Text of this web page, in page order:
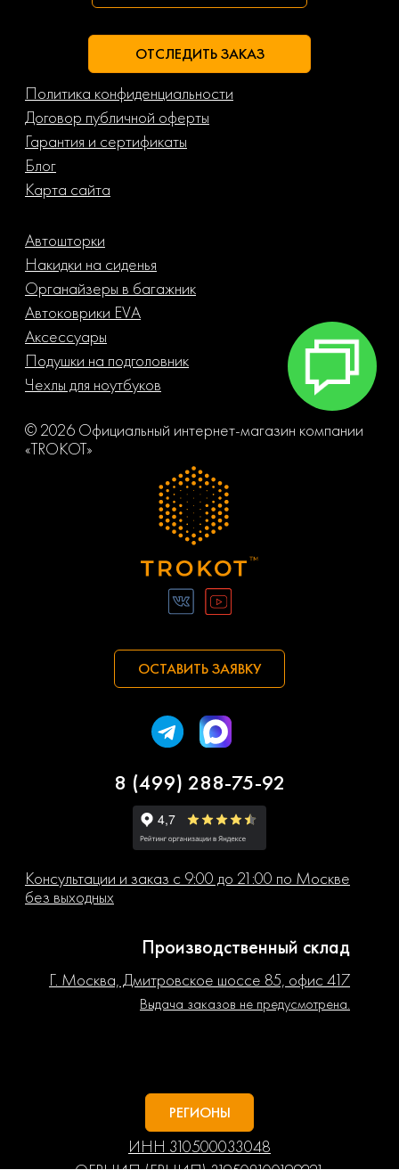
ОТСЛЕДИТЬ ЗАКАЗ
Политика конфиденциальности
Договор публичной оферты
Гарантия и сертификаты
Блог
Карта сайта
Автошторки
Накидки на сиденья
Органайзеры в багажник
Автоковрики EVA
Аксессуары
Подушки на подголовник
Чехлы для ноутбуков
© 2026 Официальный интернет-магазин компании
«TROKOT»
ОСТАВИТЬ ЗАЯВКУ
8 (499) 288-75-92
Консультации и заказ с 9:00 до 21:00 по Москве
без выходных
Производственный склад
Г. Москва, Дмитровское шоссе 85, офис 417
Выдача заказов не предусмотрена.
РЕГИОНЫ
ИНН 310500033048